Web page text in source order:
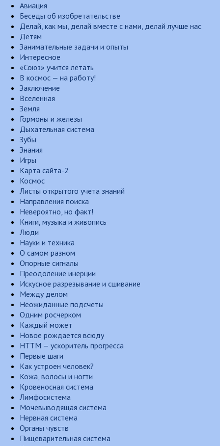
Авиация
Беседы об изобретательстве
Делай, как мы, делай вместе с нами, делай лучше нас
Детям
Занимательные задачи и опыты
Интересное
«Союз» учится летать
В космос — на работу!
Заключение
Вселенная
Земля
Гормоны и железы
Дыхательная система
Зубы
Знания
Игры
Карта сайта-2
Космос
Листы открытого учета знаний
Направления поиска
Невероятно, но факт!
Книги, музыка и живопись
Люди
Науки и техника
О самом разном
Опорные сигналы
Преодоление инерции
Искусное разрезывание и сшивание
Между делом
Неожиданные подсчеты
Одним росчерком
Каждый может
Новое рождается всюду
НТТМ — ускоритель прогресса
Первые шаги
Как устроен человек?
Кожа, волосы и ногти
Кровеносная система
Лимфосистема
Мочевыводящая система
Нервная система
Органы чувств
Пищеварительная система